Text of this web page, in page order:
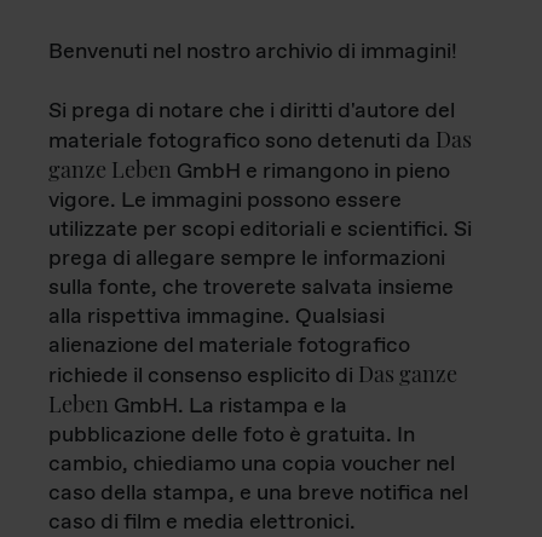
Benvenuti nel nostro archivio di immagini!
Si prega di notare che i diritti d'autore del
materiale fotografico sono detenuti da Das
ganze Leben GmbH e rimangono in pieno
vigore. Le immagini possono essere
utilizzate per scopi editoriali e scientifici. Si
prega di allegare sempre le informazioni
sulla fonte, che troverete salvata insieme
alla rispettiva immagine. Qualsiasi
alienazione del materiale fotografico
richiede il consenso esplicito di Das ganze
Leben GmbH. La ristampa e la
pubblicazione delle foto è gratuita. In
cambio, chiediamo una copia voucher nel
caso della stampa, e una breve notifica nel
caso di film e media elettronici.